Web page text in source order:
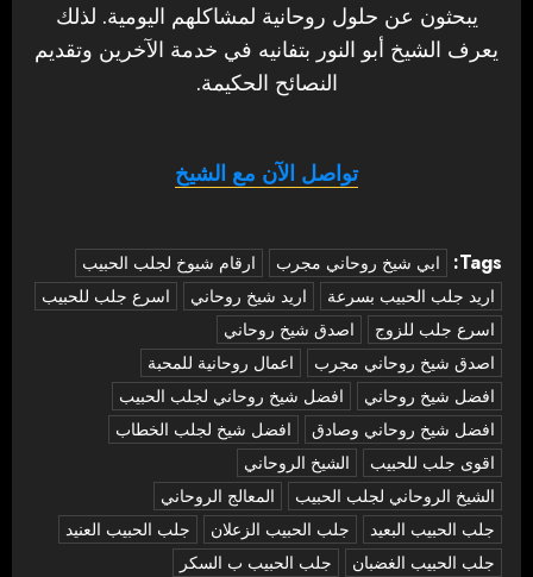
يبحثون عن حلول روحانية لمشاكلهم اليومية. لذلك
يعرف الشيخ أبو النور بتفانيه في خدمة الآخرين وتقديم
النصائح الحكيمة.
تواصل الآن مع الشيخ
Tags: ‏ابي شيخ روحاني مجرب
ارقام شيوخ لجلب الحبيب
اريد جلب الحبيب بسرعة
اريد شيخ روحاني
اسرع جلب للحبيب
اسرع جلب للزوج
اصدق شيخ روحاني
اصدق شيخ روحاني مجرب
اعمال روحانية للمحبة
افضل شيخ روحاني
افضل شيخ روحاني لجلب الحبيب
افضل شيخ روحاني وصادق
افضل شيخ لجلب الخطاب
اقوى جلب للحبيب
الشيخ الروحاني
الشيخ الروحاني لجلب الحبيب
المعالج الروحاني
جلب الحبيب البعيد
جلب الحبيب الزعلان
جلب الحبيب العنيد
جلب الحبيب الغضبان
جلب الحبيب ب السكر